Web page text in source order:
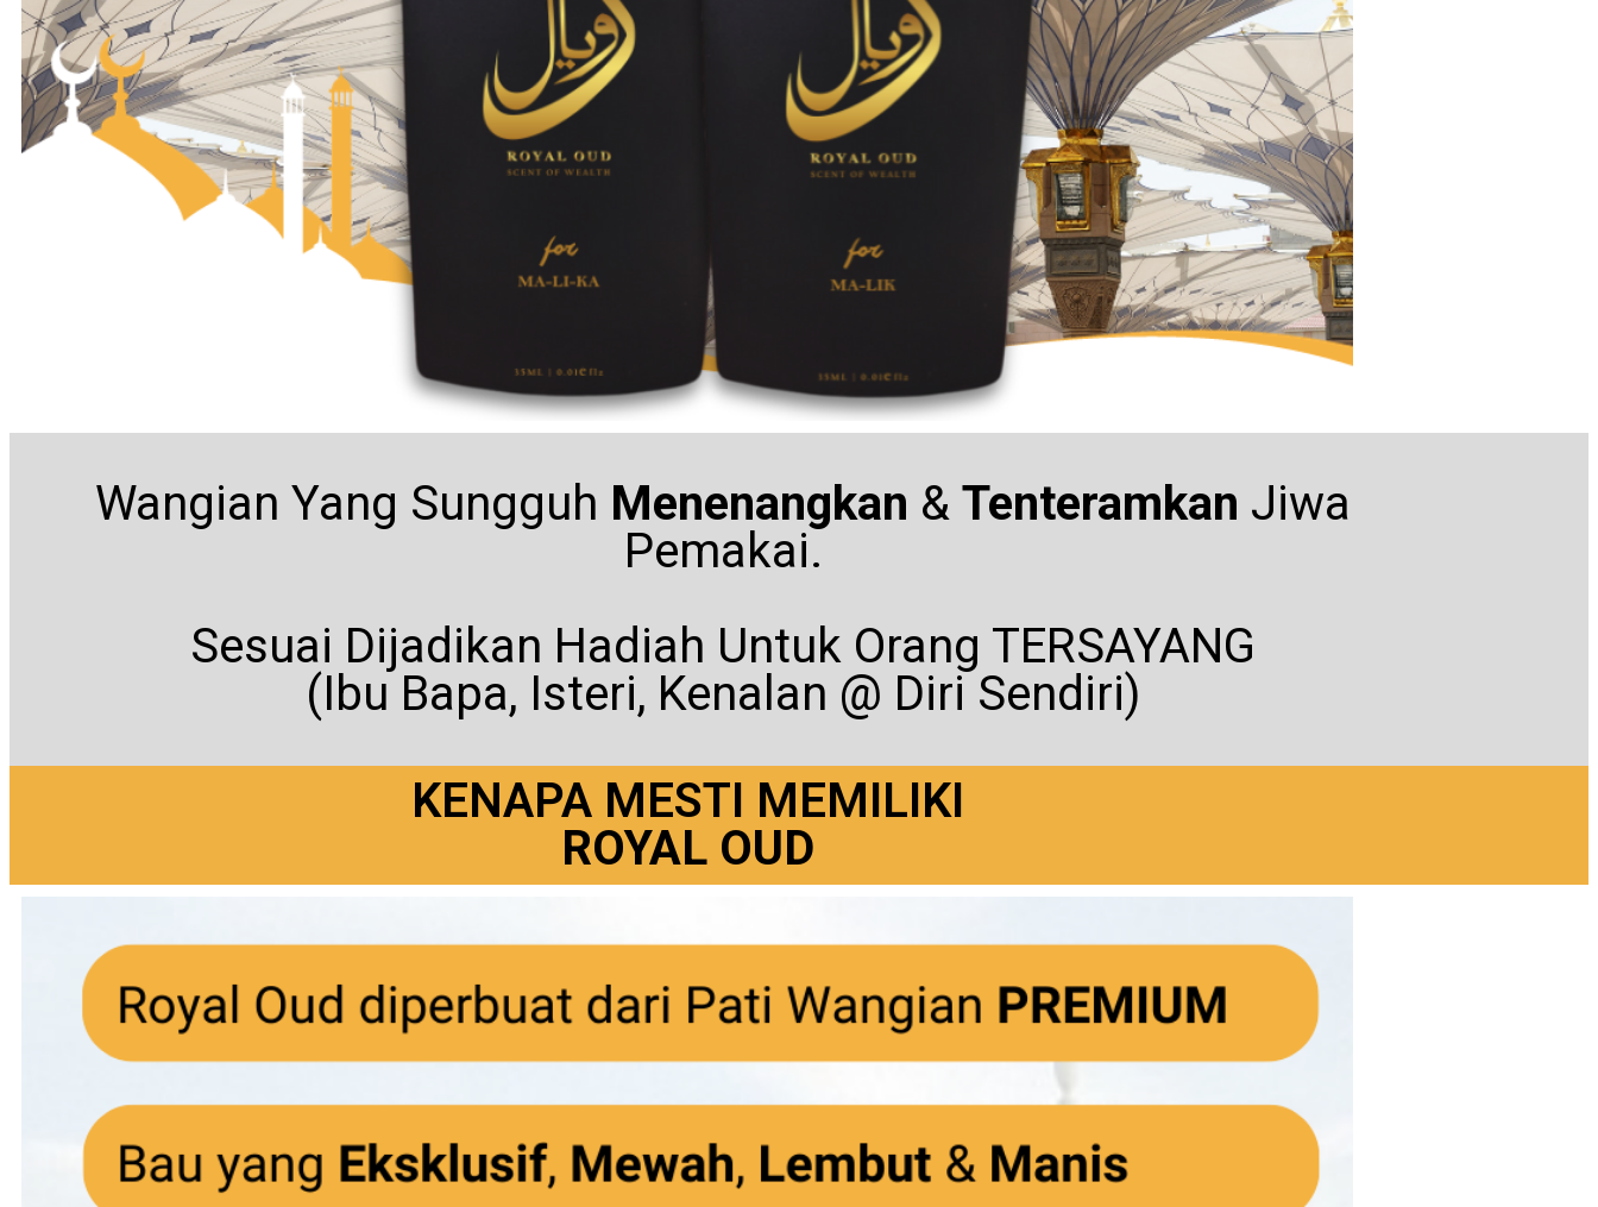
Wangian Yang Sungguh Menenangkan & Tenteramkan Jiwa
Pemakai.
Sesuai Dijadikan Hadiah Untuk Orang TERSAYANG
(Ibu Bapa, Isteri, Kenalan @ Diri Sendiri)
KENAPA MESTI MEMILIKI
ROYAL OUD